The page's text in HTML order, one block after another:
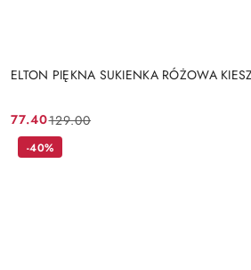
ELTON PIĘKNA SUKIENKA RÓŻOWA
Cena
promocyjna:
77.40
Cena
przed
129.00
-40%